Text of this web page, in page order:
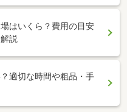
はいくら？費用の目安
説
適切な時間や粗品・手